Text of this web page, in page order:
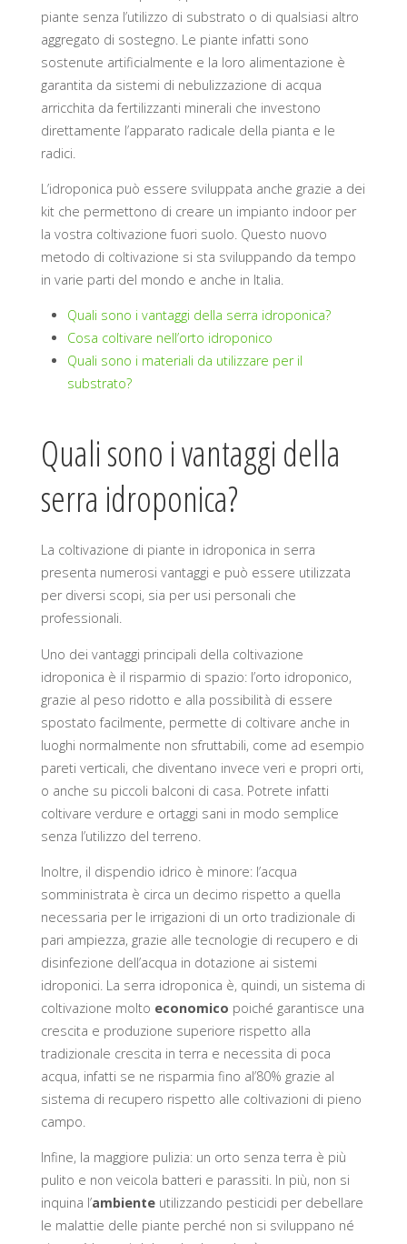
piante senza l’utilizzo di substrato o di qualsiasi altro
aggregato di sostegno. Le piante infatti sono
sostenute artificialmente e la loro alimentazione è
garantita da sistemi di nebulizzazione di acqua
arricchita da fertilizzanti minerali che investono
direttamente l’apparato radicale della pianta e le
radici.
L’idroponica può essere sviluppata anche grazie a dei
kit che permettono di creare un impianto indoor per
la vostra coltivazione fuori suolo. Questo nuovo
metodo di coltivazione si sta sviluppando da tempo
in varie parti del mondo e anche in Italia.
Quali sono i vantaggi della serra idroponica?
Cosa coltivare nell’orto idroponico
Quali sono i materiali da utilizzare per il
substrato?
Quali sono i vantaggi della
serra idroponica?
La coltivazione di piante in idroponica in serra
presenta numerosi vantaggi e può essere utilizzata
per diversi scopi, sia per usi personali che
professionali.
Uno dei vantaggi principali della coltivazione
idroponica è il risparmio di spazio: l’orto idroponico,
grazie al peso ridotto e alla possibilità di essere
spostato facilmente, permette di coltivare anche in
luoghi normalmente non sfruttabili, come ad esempio
pareti verticali, che diventano invece veri e propri orti,
o anche su piccoli balconi di casa. Potrete infatti
coltivare verdure e ortaggi sani in modo semplice
senza l’utilizzo del terreno.
Inoltre, il dispendio idrico è minore: l’acqua
somministrata è circa un decimo rispetto a quella
necessaria per le irrigazioni di un orto tradizionale di
pari ampiezza, grazie alle tecnologie di recupero e di
disinfezione dell’acqua in dotazione ai sistemi
idroponici. La serra idroponica è, quindi, un sistema di
coltivazione molto economico poiché garantisce una
crescita e produzione superiore rispetto alla
tradizionale crescita in terra e necessita di poca
acqua, infatti se ne risparmia fino al’80% grazie al
sistema di recupero rispetto alle coltivazioni di pieno
campo.
Infine, la maggiore pulizia: un orto senza terra è più
pulito e non veicola batteri e parassiti. In più, non si
inquina l’ambienteutilizzando pesticidi per debellare
le malattie delle piante perché non si sviluppano né